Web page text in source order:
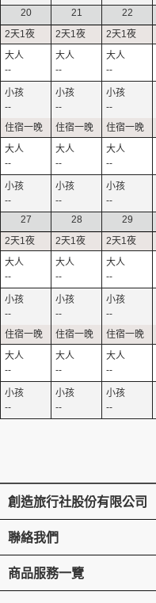
20
--
--
--
--
21
--
--
--
--
22
--
--
--
--
27
--
--
--
--
28
--
--
--
--
29
--
--
--
--
創造旅行社股份有限公司
聯絡我們
商品服務一覽